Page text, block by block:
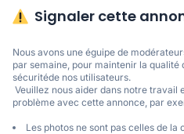
Signaler cette
Nous avons une éguipe de
par semaine, pour maintenir la qualité
sécuritéde nos utilisateurs.
Veuillez nous aider dans notre travail
problème avec cette annonce, par
Les photos ne sont pas celles de la